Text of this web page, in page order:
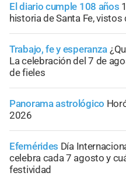
El diario cumple 108 años
historia de Santa Fe,
Trabajo, fe y esperanza
La celebración del 7 de
de fieles
Panorama astrológico
2026
Efemérides Día
celebra cada 7 agosto y
festividad